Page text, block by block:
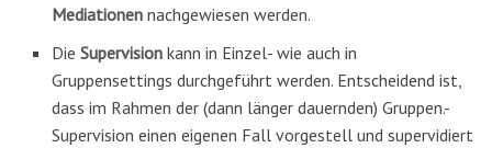
Mediationen nachgewiesen werden.
Die Supervision kann in Einzel- wie auch in
Gruppensettings durchgeführt werden. Entscheidend ist,
dass im Rahmen der (dann länger dauernden) Gruppen.-
Supervision einen eigenen Fall vorgestell und supervidiert